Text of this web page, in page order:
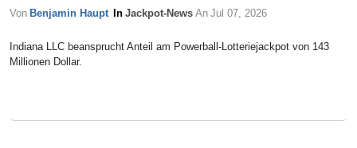
Von Benjamin Haupt In Jackpot-News An Jul 07, 2026
Indiana LLC beansprucht Anteil am Powerball-Lotteriejackpot von 143
Millionen Dollar.